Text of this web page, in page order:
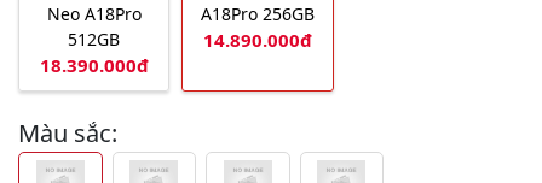
Neo A18Pro
512GB
18.390.000đ
A18Pro 256GB
14.890.000đ
Màu sắc: